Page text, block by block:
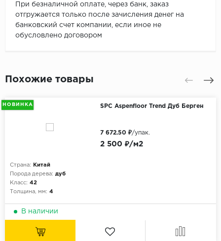
При безналичной оплате, через банк, заказ
отгружается только после зачисления денег на
банковский счет компании, если иное не
обусловлено договором
Похожие товары
НОВИНКА SPC Aspenfloor Trend Дуб Берген
Страна:
Китай
Порода дерева: дуб
Класс: 42
Толщина, мм: 4
2 500 ₽/м2
7 672.50 ₽/упак.
В наличии